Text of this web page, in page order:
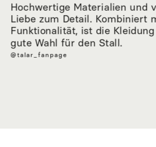
Hochwertige Materialien und
Liebe zum Detail. Kombiniert
Funktionalität, ist die
gute Wahl für den Stall.
@talar_fanpage